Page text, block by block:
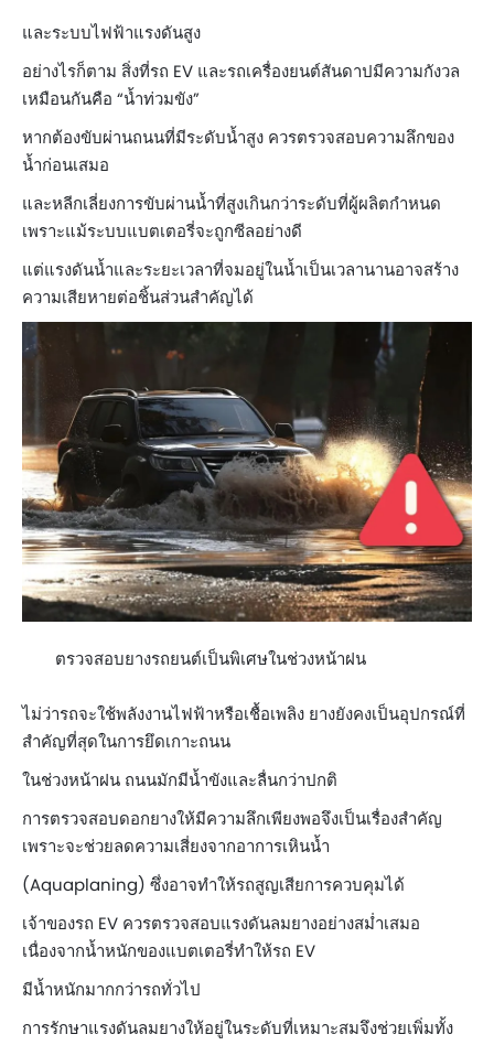
และระบบไฟฟ้าแรงดันสูง
อย่างไรก็ตาม สิ่งที่รถ EV และรถเครื่องยนต์สันดาปมีความกังวล
เหมือนกันคือ “น้ำท่วมขัง”
หากต้องขับผ่านถนนที่มีระดับน้ำสูง ควรตรวจสอบความลึกของ
น้ำก่อนเสมอ
และหลีกเลี่ยงการขับผ่านน้ำที่สูงเกินกว่าระดับที่ผู้ผลิตกำหนด
เพราะแม้ระบบแบตเตอรี่จะถูกซีลอย่างดี
แต่แรงดันน้ำและระยะเวลาที่จมอยู่ในน้ำเป็นเวลานานอาจสร้าง
ความเสียหายต่อชิ้นส่วนสำคัญได้​
ตรวจสอบยางรถยนต์เป็นพิเศษในช่วงหน้าฝน​
ไม่ว่ารถจะใช้พลังงานไฟฟ้าหรือเชื้อเพลิง ยางยังคงเป็นอุปกรณ์ที่
สำคัญที่สุดในการยึดเกาะถนน
ในช่วงหน้าฝน ถนนมักมีน้ำขังและลื่นกว่าปกติ
การตรวจสอบดอกยางให้มีความลึกเพียงพอจึงเป็นเรื่องสำคัญ
เพราะจะช่วยลดความเสี่ยงจากอาการเหินน้ำ
(Aquaplaning) ซึ่งอาจทำให้รถสูญเสียการควบคุมได้
เจ้าของรถ EV ควรตรวจสอบแรงดันลมยางอย่างสม่ำเสมอ
เนื่องจากน้ำหนักของแบตเตอรี่ทำให้รถ EV
มีน้ำหนักมากกว่ารถทั่วไป
การรักษาแรงดันลมยางให้อยู่ในระดับที่เหมาะสมจึงช่วยเพิ่มทั้ง